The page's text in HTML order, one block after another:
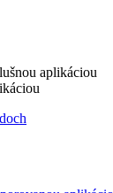
aplikáciou